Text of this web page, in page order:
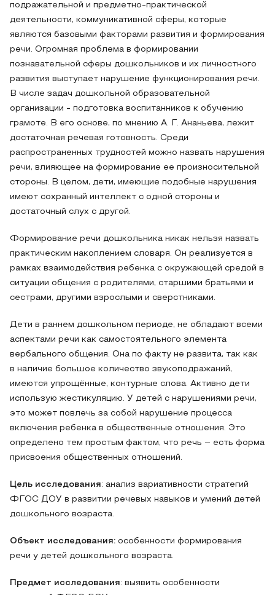
подражательной и предметно-практической
деятельности, коммуникативной сферы, которые
являются базовыми факторами развития и формирования
речи. Огромная проблема в формировании
познавательной сферы дошкольников и их личностного
развития выступает нарушение функционирования речи.
В числе задач дошкольной образовательной
организации - подготовка воспитанников к обучению
грамоте. В его основе, по мнению А. Г. Ананьева, лежит
достаточная речевая готовность. Среди
распространенных трудностей можно назвать нарушения
речи, влияющее на формирование ее произносительной
стороны. В целом, дети, имеющие подобные нарушения
имеют сохранный интеллект с одной стороны и
достаточный слух с другой.
Формирование речи дошкольника никак нельзя назвать
практическим накоплением словаря. Он реализуется в
рамках взаимодействия ребенка с окружающей средой в
ситуации общения с родителями, старшими братьями и
сестрами, другими взрослыми и сверстниками.
Дети в раннем дошкольном периоде, не обладают всеми
аспектами речи как самостоятельного элемента
вербального общения. Она по факту не развита, так как
в наличие большое количество звукоподражаний,
имеются упрощённые, контурные слова. Активно дети
использую жестикуляцию. У детей с нарушениями речи,
это может повлечь за собой нарушение процесса
включения ребенка в общественные отношения. Это
определено тем простым фактом, что речь – есть форма
присвоения общественных отношений.
Цель исследования: анализ вариативности стратегий
ФГОС ДОУ в развитии речевых навыков и умений детей
дошкольного возраста.
Объект исследования: особенности формирования
речи у детей дошкольного возраста.
Предмет исследования: выявить особенности